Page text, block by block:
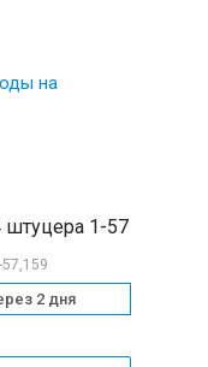
штуцера 1-57
57,159
2 дня